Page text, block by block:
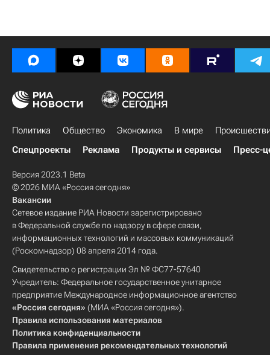
Политика Общество Экономика В мире
Спецпроекты
Реклама Продукты и сервисы Пресс-
Версия 2023.1 Beta
© 2026 МИА «Россия сегодня»
Вакансии
Сетевое издание РИА Новости зарегистрировано
в Федеральной службе по надзору в сфере связи,
информационных технологий и массовых коммуникаций
(Роскомнадзор) 08 апреля 2014 года.
Свидетельство о регистрации Эл № ФС77-57640
Учредитель: Федеральное государственное унитарное
предприятие Международное информационное агентство
«Россия сегодня» (МИА «Россия сегодня»).
Правила использования материалов
Политика конфиденциальности
Правила применения рекомендательных технологий